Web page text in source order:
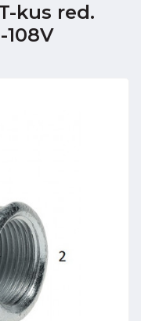
kus red.
108V